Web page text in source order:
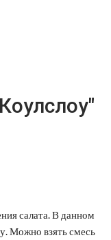
салата. В данном
Можно взять смесь